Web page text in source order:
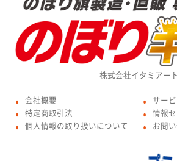
株式会社イタミアート
● 会社概要
● 特定商取引法
● 個人情報の取り扱いについて
● サー
● 情報
● お問